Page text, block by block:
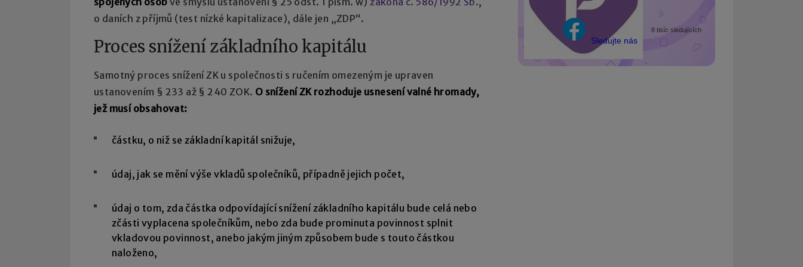
o daních z příjmů (test nízké kapitalizace), dále jen „ZDP“.
Proces snížení základního kapitálu
Samotný proces snížení ZK u společnosti s ručením omezeným je upraven
ustanovením § 233 až § 240 ZOK. O snížení ZK rozhoduje usnesení valné hromady,
jež musí obsahovat:
částku, o niž se základní kapitál snižuje,
údaj, jak se mění výše vkladů společníků, případně jejich počet,
údaj o tom, zda částka odpovídající snížení základního kapitálu bude celá nebo
zčásti vyplacena společníkům, nebo zda bude prominuta povinnost splnit
vkladovou povinnost, anebo jakým jiným způsobem bude s touto částkou
naloženo,
Sledujte nás
8 tisíc sledujících